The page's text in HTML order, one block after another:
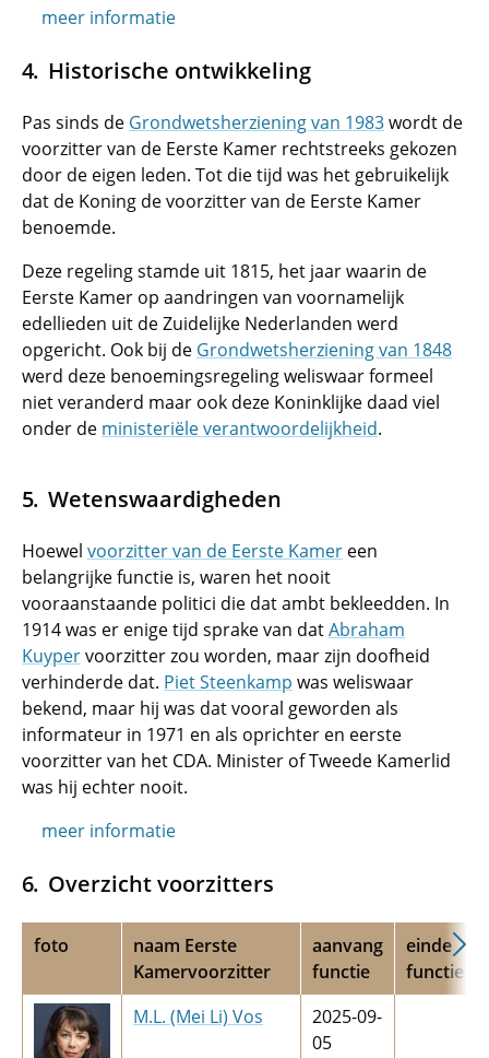
meer informatie
Historische ontwikkeling
Pas sinds de Grondwetsherziening van 1983wordt de
voorzitter van de Eerste Kamer rechtstreeks gekozen
door de eigen leden. Tot die tijd was het gebruikelijk
dat de Koning de voorzitter van de Eerste Kamer
benoemde.
Deze regeling stamde uit 1815, het jaar waarin de
Eerste Kamer op aandringen van voornamelijk
edellieden uit de Zuidelijke Nederlanden werd
opgericht. Ook bij de Grondwetsherziening van 1848
werd deze benoemingsregeling weliswaar formeel
niet veranderd maar ook deze Koninklijke daad viel
onder de ministeriële verantwoordelijkheid.
Wetenswaardigheden
Hoewel voorzitter van de Eerste Kamer een
belangrijke functie is, waren het nooit
vooraanstaande politici die dat ambt bekleedden. In
1914 was er enige tijd sprake van datAbraham
Kuypervoorzitter zou worden, maar zijn doofheid
verhinderde dat. Piet Steenkamp was weliswaar
bekend, maar hij was dat vooral geworden als
informateur in 1971 en als oprichter en eerste
voorzitter van het CDA. Minister of Tweede Kamerlid
was hij echter nooit.
meer informatie
Overzicht voorzitters
foto
naam Eerste
Kamervoorzitter
aanvang
functie
einde
functie
M.L. (Mei Li) Vos
2025-09-
05